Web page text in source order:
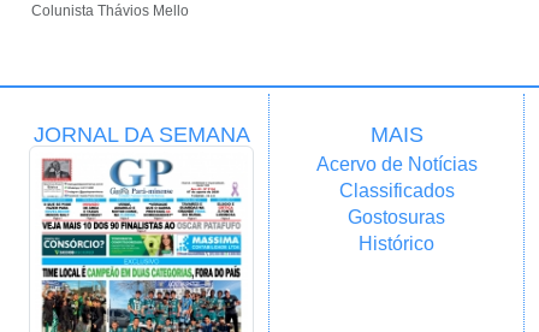
Colunista Thávios Mello
JORNAL DA SEMANA MAIS
Acervo de Notícias
Classificados
Gostosuras
Histórico